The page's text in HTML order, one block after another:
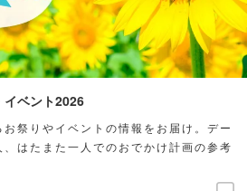
イベント2026
祭りやイベントの情報をお届け。デー
、はたまた一人でのおでかけ計画の参考